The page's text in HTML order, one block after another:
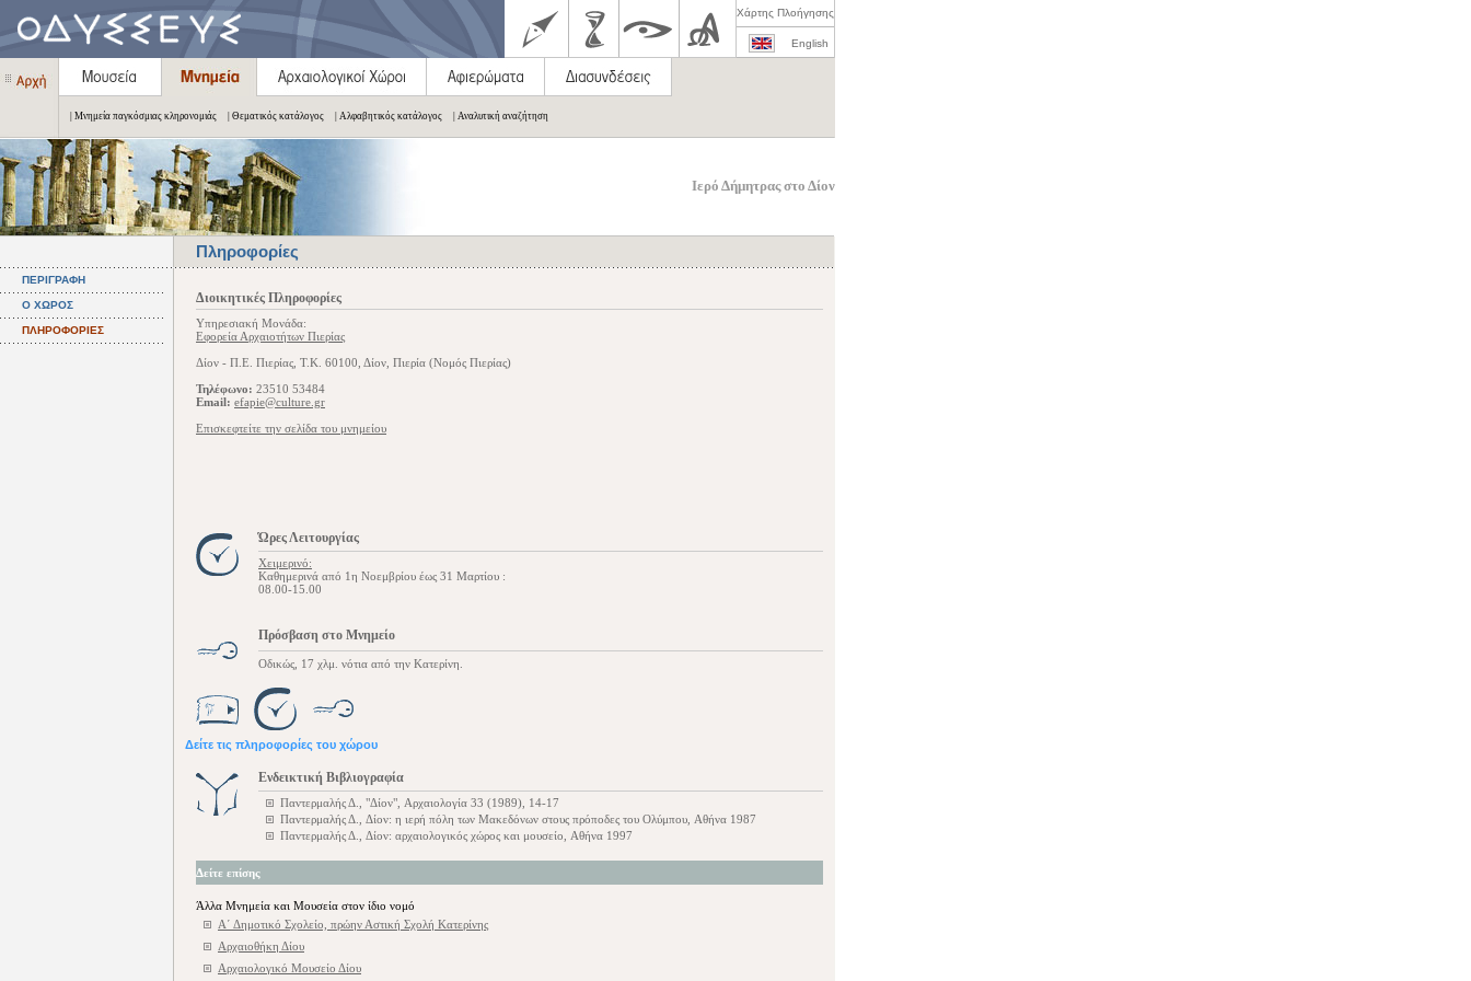
Χάρτης Πλοήγησης
English
| Μνημεία παγκόσμιας κληρονομιάς | Θεματικός κατάλογος | Αλφαβητικός κατάλογος | Αναλυτική αναζήτηση
Ιερό Δήμητρας στο Δίον
Πληροφορίες
ΠΕΡΙΓΡΑΦΗ
Ο ΧΩΡΟΣ
ΠΛΗΡΟΦΟΡΙΕΣ
Διοικητικές Πληροφορίες
Υπηρεσιακή Μονάδα:
Εφορεία Αρχαιοτήτων Πιερίας
Δίον - Π.Ε. Πιερίας, Τ.Κ. 60100, Δίον, Πιερία (Νομός Πιερίας)
Τηλέφωνο: 23510 53484
Email: efapie@culture.gr
Επισκεφτείτε την σελίδα του μνημείου
Ώρες Λειτουργίας
Χειμερινό:
Καθημερινά από 1η Νοεμβρίου έως 31 Μαρτίου :
08.00-15.00
Πρόσβαση στο Μνημείο
Οδικώς, 17 χλμ. νότια από την Κατερίνη.
Δείτε τις πληροφορίες του χώρου
Ενδεικτική Βιβλιογραφία
Παντερμαλής Δ., "Δίον", Αρχαιολογία 33 (1989), 14-17
Παντερμαλής Δ., Δίον: η ιερή πόλη των Μακεδόνων στους πρόποδες του Ολύμπου, Αθήνα 1987
Παντερμαλής Δ., Δίον: αρχαιολογικός χώρος και μουσείο, Αθήνα 1997
Δείτε επίσης
Άλλα Μνημεία και Μουσεία στον ίδιο νομό
Α΄ Δημοτικό Σχολείο, πρώην Αστική Σχολή Κατερίνης
Αρχαιοθήκη Δίου
Αρχαιολογικό Μουσείο Δίου